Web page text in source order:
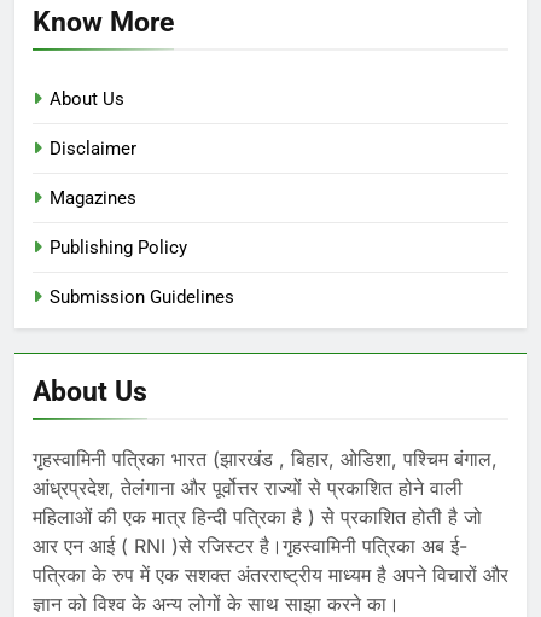
Know More
About Us
Disclaimer
Magazines
Publishing Policy
Submission Guidelines
About Us
गृहस्वामिनी पत्रिका भारत (झारखंड , बिहार, ओडिशा, पश्चिम बंगाल,
आंध्रप्रदेश, तेलंगाना और पूर्वोत्तर राज्यों से प्रकाशित होने वाली
महिलाओं की एक मात्र हिन्दी पत्रिका है ) से प्रकाशित होती है जो
आर एन आई ( RNI )से रजिस्टर है।गृहस्वामिनी पत्रिका अब ई-
पत्रिका के रुप में एक सशक्त अंतरराष्ट्रीय माध्यम है अपने विचारों और
ज्ञान को विश्व के अन्य लोगों के साथ साझा करने का।